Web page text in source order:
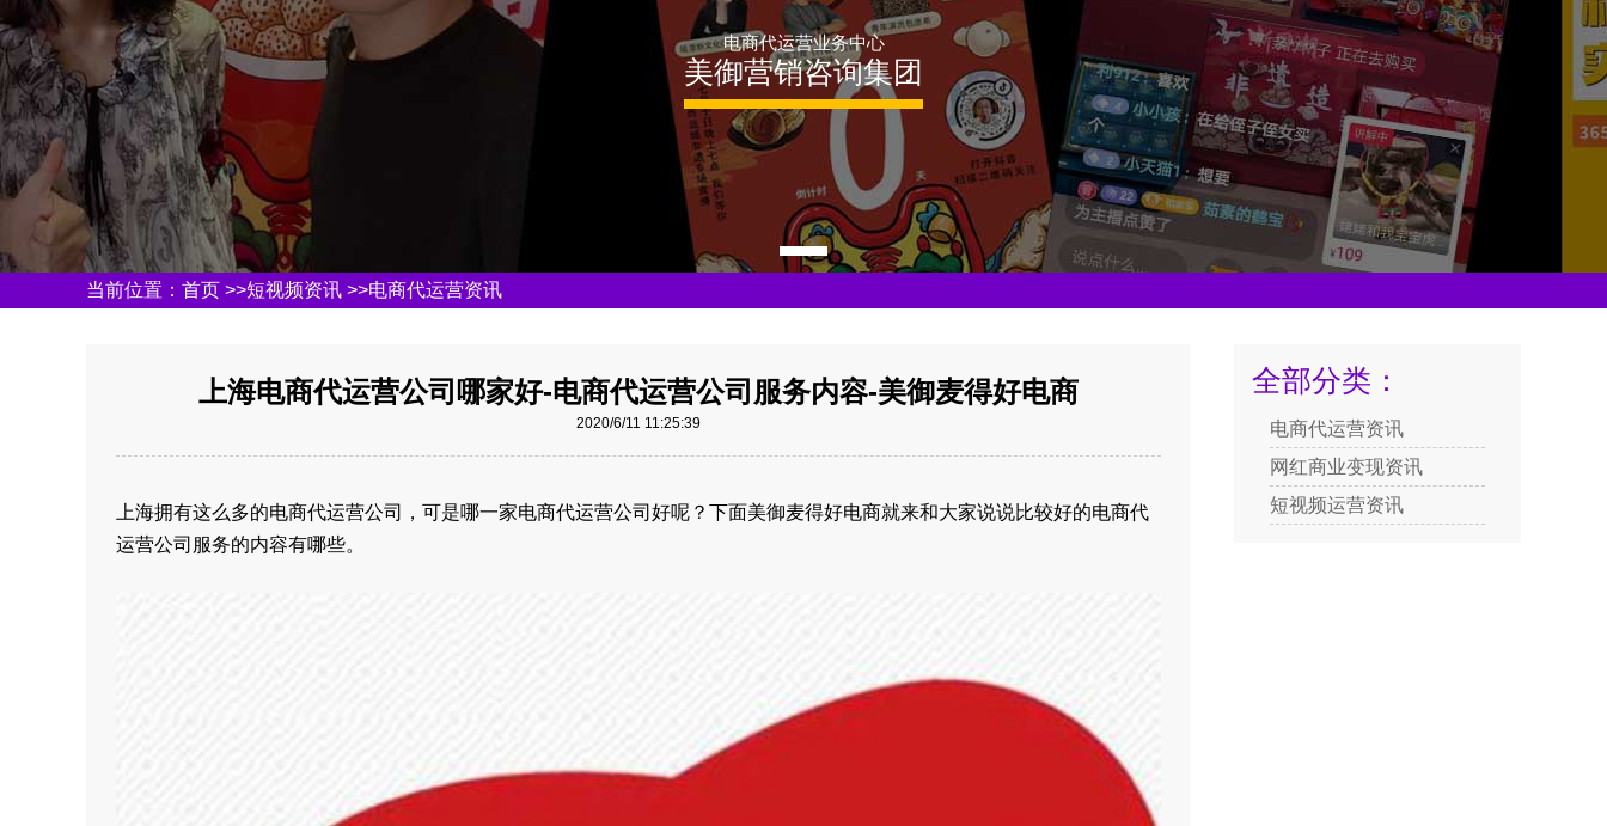
电商代运营业务中心
美御营销咨询集团
当前位置： 首页 >>短视频资讯 >>电商代运营资讯
全部分类：
电商代运营资讯
网红商业变现资讯
短视频运营资讯
上海电商代运营公司哪家好-电商代运营公司服务内容-美御麦得好电商
2020/6/11 11:25:39
上海拥有这么多的电商代运营公司，可是哪一家电商代运营公司好呢？下面美御麦得好电商就来和大家说说比较好的电商代
运营公司服务的内容有哪些。